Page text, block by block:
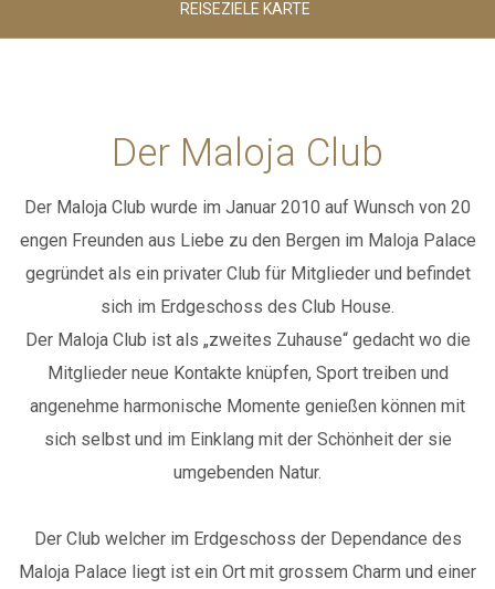
CLUB HOUSE
BREAKFAST & STUVA
GALERIE
KONTAKTE
WEBCAM
August 2026 August 2026
02
Kinder
00 +
Alter 0-3
Kinder
- 00 +
Alter 4-11
REISEZIELE KARTE
Der Maloja Club
Der Maloja Club wurde im Januar 2010 auf Wunsch von 20
engen Freunden aus Liebe zu den Bergen im Maloja Palace
gegründet als ein privater Club für Mitglieder und befindet
sich im Erdgeschoss des Club House.
Der Maloja Club ist als „zweites Zuhause“ gedacht wo die
Mitglieder neue Kontakte knüpfen, Sport treiben und
angenehme harmonische Momente genießen können mit
sich selbst und im Einklang mit der Schönheit der sie
umgebenden Natur.
Der Club welcher im Erdgeschoss der Dependance des
Maloja Palace liegt ist ein Ort mit grossem Charm und einer